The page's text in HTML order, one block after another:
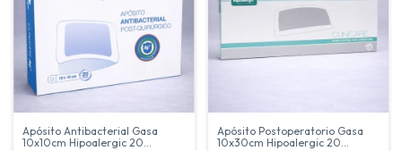
Apósito Antibacterial Gasa
10x10cm Hipoalergic 20
Apósito Postoperatorio Gasa
10x30cm Hipoalergic 20